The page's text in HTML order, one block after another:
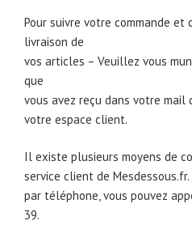
Pour suivre votre commande
livraison de
vos articles – Veuillez vous
que
vous avez reçu dans votre mail
votre espace client.
Il existe plusieurs moyens de
service client de
par téléphone, vous pouvez
39.